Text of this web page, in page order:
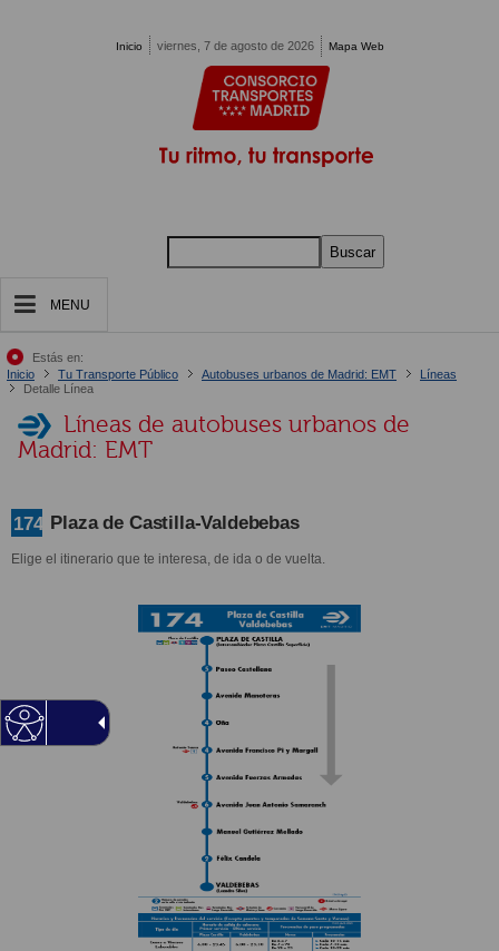
Inicio viernes, 7 de agosto de 2026 Mapa Web
Buscar
MENU
Estás en:
Inicio
Tu Transporte Público Autobuses urbanos de Madrid: EMT
Líneas
Detalle Línea
Líneas de autobuses urbanos de
Madrid: EMT
174 Plaza de Castilla-Valdebebas
Elige el itinerario que te interesa, de ida o de vuelta.